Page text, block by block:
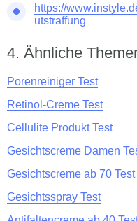
https://
utstraffung
Ähnliche
Porenreiniger Test
Retinol-Creme Test
Cellulite Produkt Test
Gesichtscreme Damen
Gesichtscreme ab 70 Test
Gesichtsspray Test